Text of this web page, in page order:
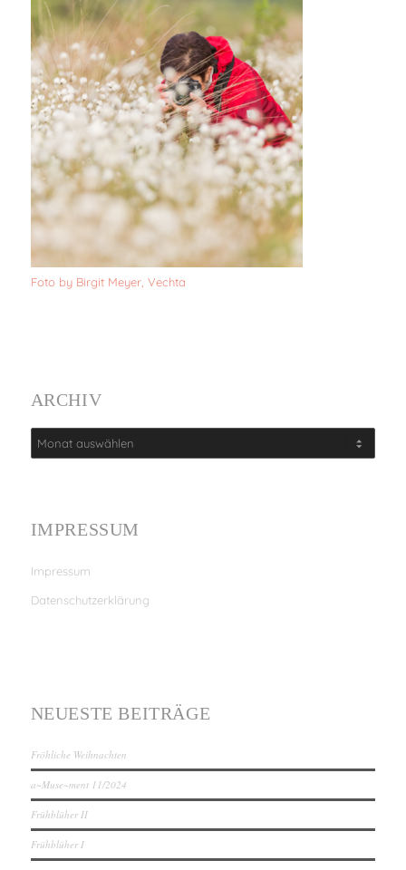
Foto by Birgit Meyer, Vechta
ARCHIV
IMPRESSUM
Impressum
Datenschutzerklärung
NEUESTE BEITRÄGE
Fröhliche Weihnachten
a~Muse~ment 11/2024
Frühblüher II
Frühblüher I